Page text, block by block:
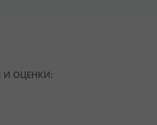
И ОЦЕНКИ: